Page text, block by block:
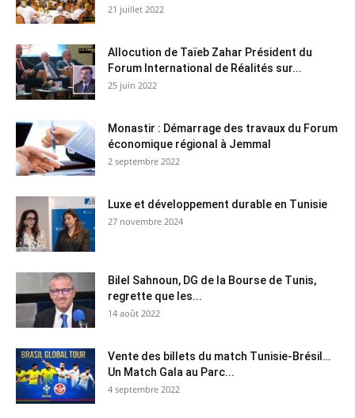
21 juillet 2022
Allocution de Taïeb Zahar Président du
Forum International de Réalités sur...
25 juin 2022
Monastir : Démarrage des travaux du Forum
économique régional à Jemmal
2 septembre 2022
Luxe et développement durable en Tunisie
27 novembre 2024
Bilel Sahnoun, DG de la Bourse de Tunis,
regrette que les...
14 août 2022
Vente des billets du match Tunisie-Brésil…
Un Match Gala au Parc...
4 septembre 2022